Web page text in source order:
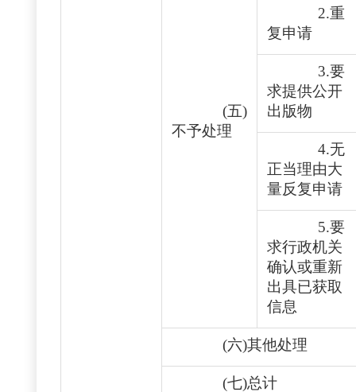
(五)
不予处理
2.重
复申请
3.要
求提供公开
出版物
4.无
正当理由大
量反复申请
5.要
求行政机关
确认或重新
出具已获取
信息
(六)其他处理
(七)总计